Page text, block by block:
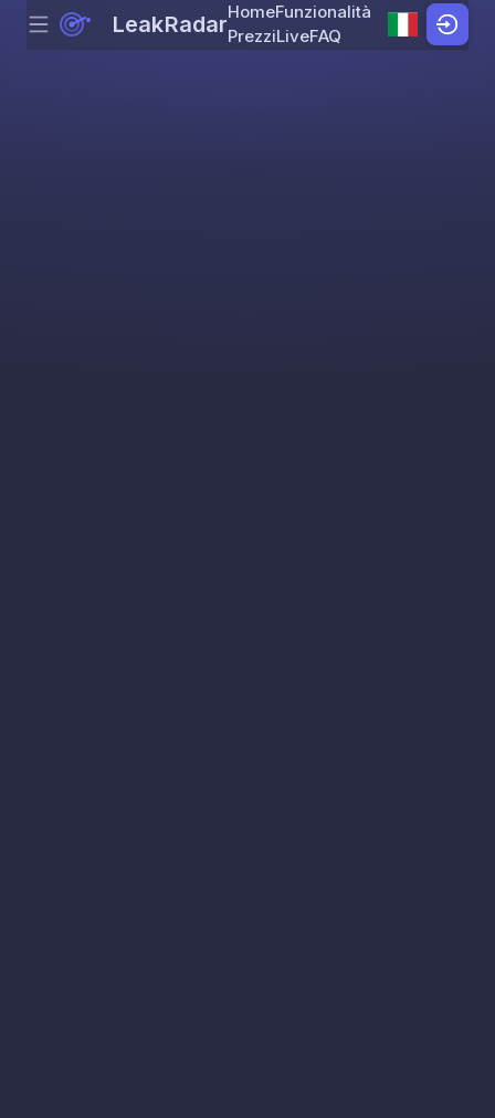
Skip to content
Menu LeakRadarHomeFunzionalità
PrezziLiveFAQ